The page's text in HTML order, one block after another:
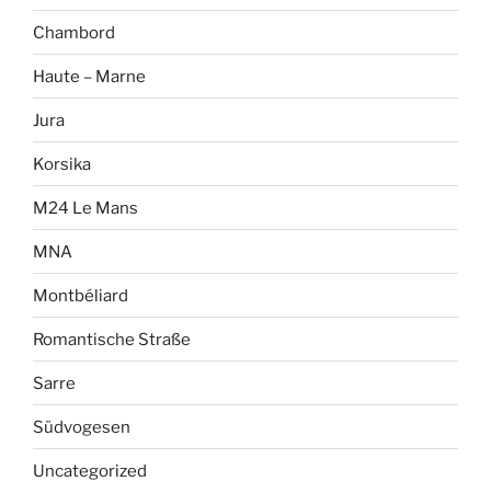
Chambord
Haute – Marne
Jura
Korsika
M24 Le Mans
MNA
Montbéliard
Romantische Straße
Sarre
Südvogesen
Uncategorized